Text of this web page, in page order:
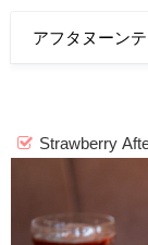
アフタヌーン
Strawberry